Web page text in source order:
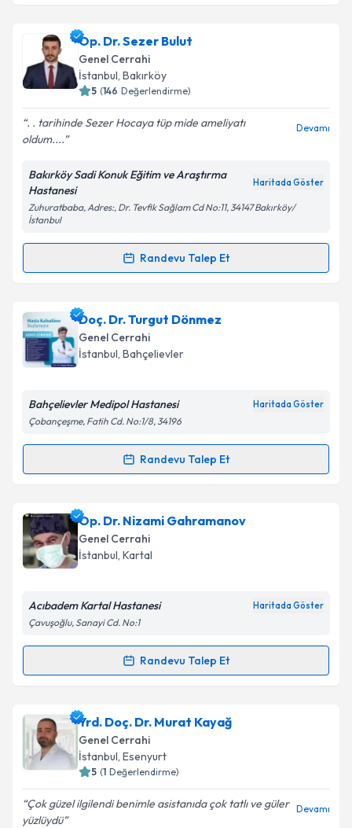
takvim hazırlandığında e-posta ile bilgilendireceğiz.
E-posta Adresiniz
kapsamda işlenmesini kabul ediyorum.
Op. Dr. Sezer Bulut
Genel Cerrahi
İstanbul, Bakırköy
5 (146 Değerlendirme)
. . tarihinde Sezer Hocaya tüp mide ameliyatı
oldum....
Devamı
Bakırköy Sadi Konuk Eğitim ve Araştırma
Hastanesi
Haritada Göster
Zuhuratbaba, Adres:, Dr. Tevfik Sağlam Cd No:11, 34147 Bakırköy/
İstanbul
Randevu Talep Et
Randevu Takvimi Talebi
Op. Dr. Sezer Bulutiçin randevu takvimi talebi
oluşturun. Size bu uzmandan randevu almanız için bir
takvim hazırlandığında e-posta ile bilgilendireceğiz.
Kişisel verilerimin işlenmesine ilişkin
Metni'ni okudum ve kişisel verilerimin belirtilen
Takvim Talebini Gönder
Doç. Dr. Turgut Dönmez
Genel Cerrahi
İstanbul, Bahçelievler
Bahçelievler Medipol Hastanesi Haritada Göster
Çobançeşme, Fatih Cd. No:1/8, 34196
Randevu Talep Et
Randevu Takvimi Talebi
Doç. Dr. Turgut Dönmeziçin randevu takvimi talebi
oluşturun. Size bu uzmandan randevu almanız için bir
takvim hazırlandığında e-posta ile bilgilendireceğiz.
Kişisel verilerimin işlenmesine ilişkin
Metni'ni okudum ve kişisel verilerimin belirtilen
Takvim Talebini Gönder
Op. Dr. Nizami Gahramanov
Genel Cerrahi
İstanbul, Kartal
Acıbadem Kartal Hastanesi Haritada Göster
Çavuşoğlu, Sanayi Cd. No:1
Randevu Talep Et
Randevu Takvimi Talebi
Op. Dr. Nizami Gahramanoviçin randevu takvimi
talebi oluşturun. Size bu uzmandan randevu almanız
için bir takvim hazırlandığında e-posta ile
bilgilendireceğiz.
E-posta Adresiniz
Yrd. Doç. Dr. Murat Kayağ
Genel Cerrahi
İstanbul, Esenyurt
5 (1 Değerlendirme)
Çok güzel ilgilendi benimle asistanıda çok tatlı ve güler
yüzlüydü
Devamı